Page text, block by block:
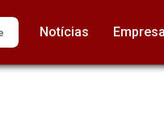
Notícias